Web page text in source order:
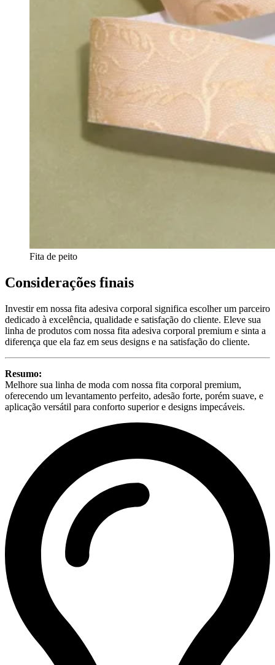
Fita de peito
Considerações finais
Investir em nossa fita adesiva corporal significa escolher um parceiro
dedicado à excelência, qualidade e satisfação do cliente. Eleve sua
linha de produtos com nossa fita adesiva corporal premium e sinta a
diferença que ela faz em seus designs e na satisfação do cliente.
Resumo:
Melhore sua linha de moda com nossa fita corporal premium,
oferecendo um levantamento perfeito, adesão forte, porém suave, e
aplicação versátil para conforto superior e designs impecáveis.